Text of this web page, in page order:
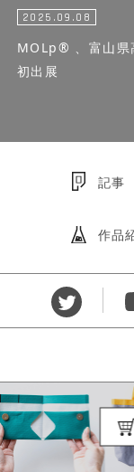
2025.09.08
MOLp® 、富山県
初出展
記事
作品